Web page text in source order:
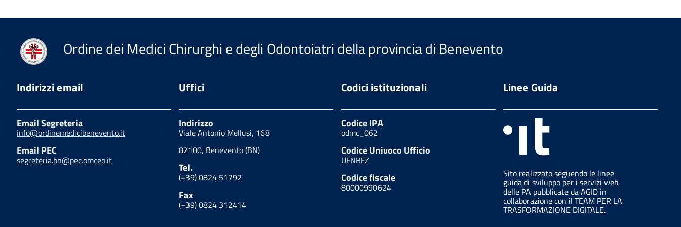
Ordine dei Medici Chirurghi e degli Odontoiatri della provincia di Benevento
Indirizzi email
Email Segreteria
info@ordinemedicibenevento.it
Email PEC
segreteria.bn@pec.omceo.it
Uffici
Indirizzo
Viale Antonio Mellusi, 168
82100, Benevento (BN)
Tel.
(+39) 0824 51792
Fax
(+39) 0824 312414
Codici istituzionali
Codice IPA
odmc_062
Codice Univoco Ufficio
UFNBFZ
Codice fiscale
80000990624
Linee Guida
Sito realizzato seguendo le linee
guida di sviluppo per i servizi web
delle PA pubblicate da AGID in
collaborazione con il TEAM PER LA
TRASFORMAZIONE DIGITALE.